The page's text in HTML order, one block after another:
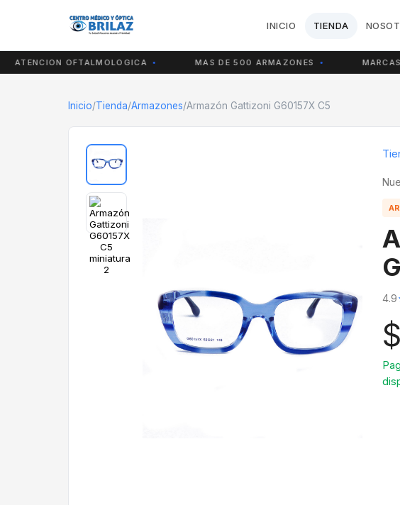
ATENCION OFTALMOLOGICA MAS DE 500 ARMAZONES MARCAS
INICIO TIENDA
Inicio/Tienda/Armazones/Armazón Gattizoni G60157X C5
4.9